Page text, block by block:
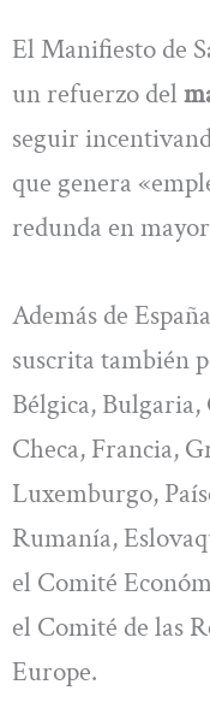
El Manifiesto de
un refuerzo del
seguir
que genera
redunda en
Además de
suscrita también
Bélgica,
Checa, Francia,
Luxemburgo,
Rumanía,
el Comité
el Comité de las
Europe.